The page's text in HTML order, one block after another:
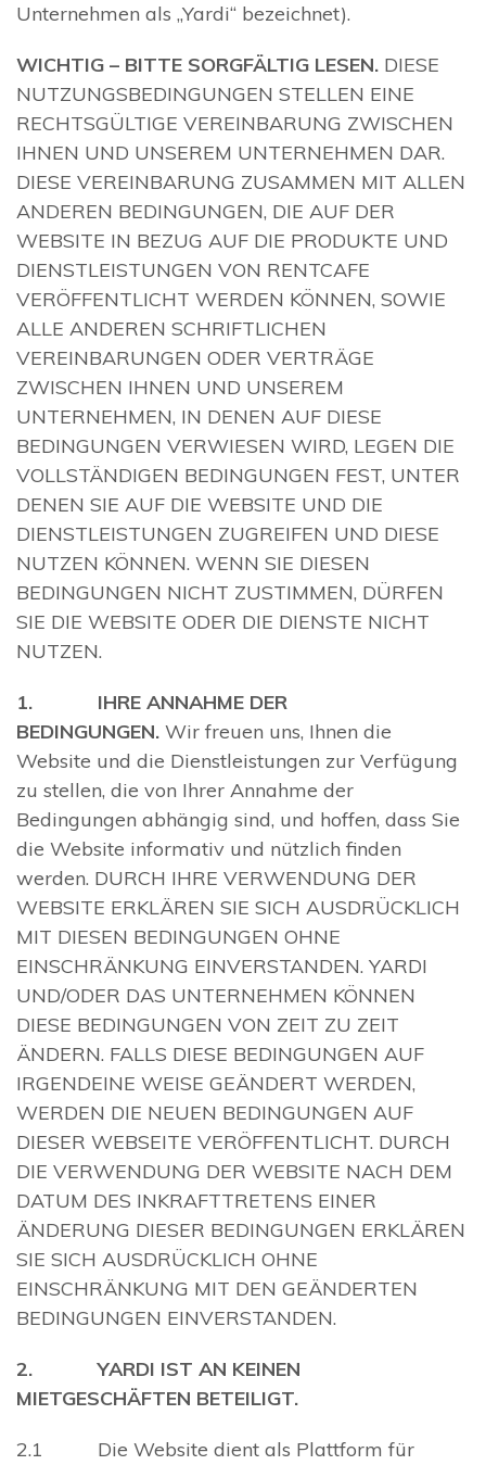
Unternehmen als „Yardi“ bezeichnet).
WICHTIG – BITTE SORGFÄLTIG LESEN. DIESE
NUTZUNGSBEDINGUNGEN STELLEN EINE
RECHTSGÜLTIGE VEREINBARUNG ZWISCHEN
IHNEN UND UNSEREM UNTERNEHMEN DAR.
DIESE VEREINBARUNG ZUSAMMEN MIT ALLEN
ANDEREN BEDINGUNGEN, DIE AUF DER
WEBSITE IN BEZUG AUF DIE PRODUKTE UND
DIENSTLEISTUNGEN VON RENTCAFE
VERÖFFENTLICHT WERDEN KÖNNEN, SOWIE
ALLE ANDEREN SCHRIFTLICHEN
VEREINBARUNGEN ODER VERTRÄGE
ZWISCHEN IHNEN UND UNSEREM
UNTERNEHMEN, IN DENEN AUF DIESE
BEDINGUNGEN VERWIESEN WIRD, LEGEN DIE
VOLLSTÄNDIGEN BEDINGUNGEN FEST, UNTER
DENEN SIE AUF DIE WEBSITE UND DIE
DIENSTLEISTUNGEN ZUGREIFEN UND DIESE
NUTZEN KÖNNEN. WENN SIE DIESEN
BEDINGUNGEN NICHT ZUSTIMMEN, DÜRFEN
SIE DIE WEBSITE ODER DIE DIENSTE NICHT
NUTZEN.
1. IHRE ANNAHME DER
BEDINGUNGEN. Wir freuen uns, Ihnen die
Website und die Dienstleistungen zur Verfügung
zu stellen, die von Ihrer Annahme der
Bedingungen abhängig sind, und hoffen, dass Sie
die Website informativ und nützlich finden
werden. DURCH IHRE VERWENDUNG DER
WEBSITE ERKLÄREN SIE SICH AUSDRÜCKLICH
MIT DIESEN BEDINGUNGEN OHNE
EINSCHRÄNKUNG EINVERSTANDEN. YARDI
UND/ODER DAS UNTERNEHMEN KÖNNEN
DIESE BEDINGUNGEN VON ZEIT ZU ZEIT
ÄNDERN. FALLS DIESE BEDINGUNGEN AUF
IRGENDEINE WEISE GEÄNDERT WERDEN,
WERDEN DIE NEUEN BEDINGUNGEN AUF
DIESER WEBSEITE VERÖFFENTLICHT. DURCH
DIE VERWENDUNG DER WEBSITE NACH DEM
DATUM DES INKRAFTTRETENS EINER
ÄNDERUNG DIESER BEDINGUNGEN ERKLÄREN
SIE SICH AUSDRÜCKLICH OHNE
EINSCHRÄNKUNG MIT DEN GEÄNDERTEN
BEDINGUNGEN EINVERSTANDEN.
2. YARDI IST AN KEINEN
MIETGESCHÄFTEN BETEILIGT.
2.1 Die Website dient als Plattform für